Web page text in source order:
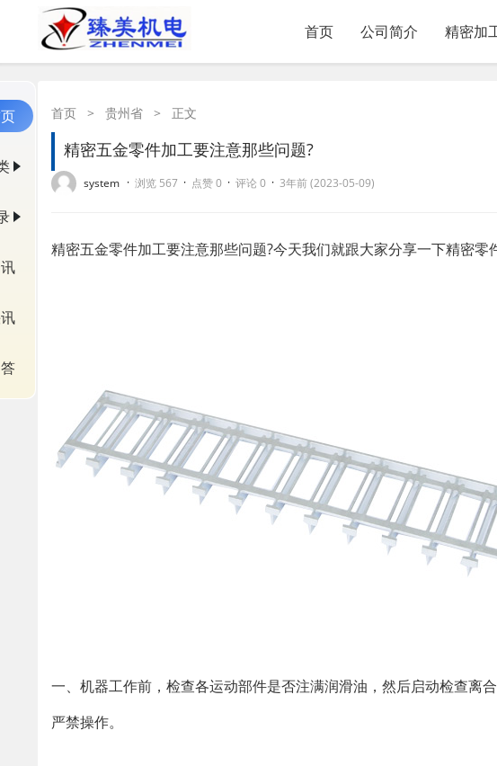
首页 公司简介 精密加
首页 > 贵州省 > 正文
精密五金零件加工要注意那些问题?
system · 浏览 567 · 点赞 0 · 评论 0 · 3年前 (2023-05-09)
精密五金零件加工要注意那些问题?今天我们就跟大家分享一下精密零
一、机器工作前，检查各运动部件是否注满润滑油，然后启动检查离
严禁操作。